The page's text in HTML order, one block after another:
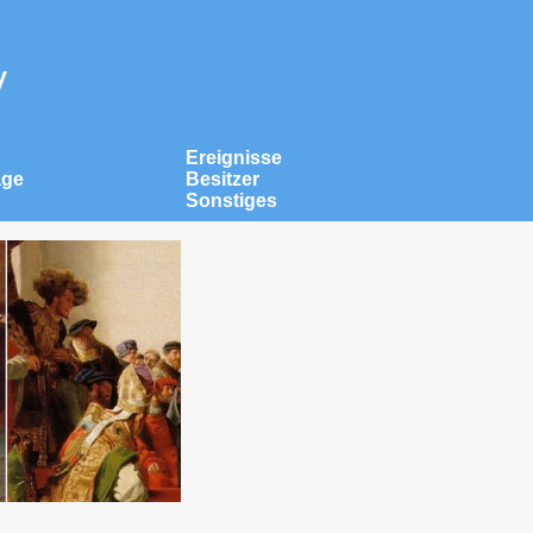
Ereignisse
Besitzer
Sonstiges